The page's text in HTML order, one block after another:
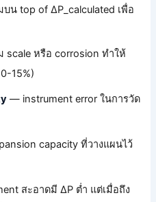
น top of ΔP_calculated เพื่อ
หรือ corrosion ทำให้
15%)
— instrument error ในการวัด
capacity ที่วางแผนไว้
สะอาดมี ΔP ต่ำ แต่เมื่อถึง